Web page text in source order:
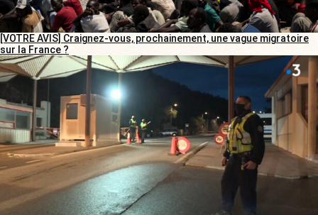
[VOTRE AVIS] Craignez-vous, prochainement, une vague migratoire
sur la France ?